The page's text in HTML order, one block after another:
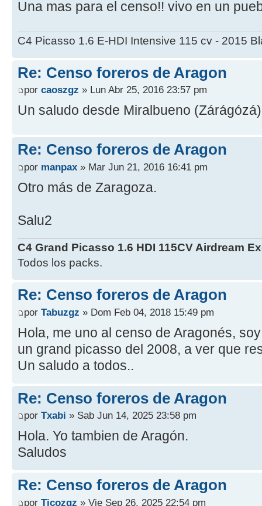
Una mas para el censo!! vivo en un
C4 Picasso 1.6 E-HDI Intensive 115 cv - 2015
Re: Censo foreros de Aragon
por caoszgz » Lun Abr 25, 2016 23:57 pm
Un saludo desde Miralbueno
Re: Censo foreros de Aragon
por manpax » Mar Jun 21, 2016 16:41 pm
Otro más de Zaragoza.
Salu2
C4 Grand Picasso 1.6 HDI 115CV Airdream
Todos los packs.
Re: Censo foreros de Aragon
por Tabuzgz » Dom Feb 04, 2018 15:49 pm
Hola, me uno al censo de Aragonés,
un grand picasso del 2008, a ver que
Un saludo a todos..
Re: Censo foreros de Aragon
por Txabi » Sab Jun 14, 2025 23:58 pm
Hola. Yo tambien de Aragón.
Saludos
Re: Censo foreros de Aragon
por Ticozgz » Vie Sep 26, 2025 22:54 pm